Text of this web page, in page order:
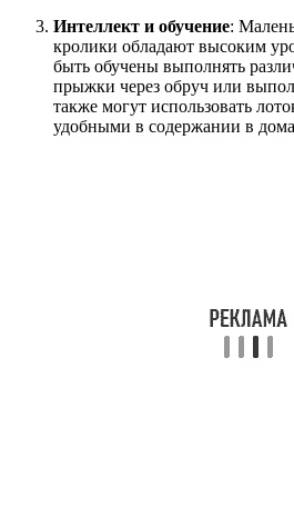
Интеллект и обучение:
кролики обладают высоким
быть обучены выполнять
прыжки через обруч или
также могут использовать
удобными в содержании в